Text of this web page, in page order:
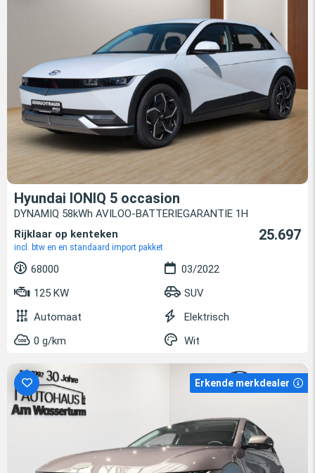
Hyundai IONIQ 5 occasion
DYNAMIQ 58kWh AVILOO-BATTERIEGARANTIE 1H
Rijklaar op kenteken
incl. btw en en standaard import pakket
25.697
68000
03/2022
125 KW
SUV
Automaat
Elektrisch
0 g/km
Wit
Erkende merkdealer